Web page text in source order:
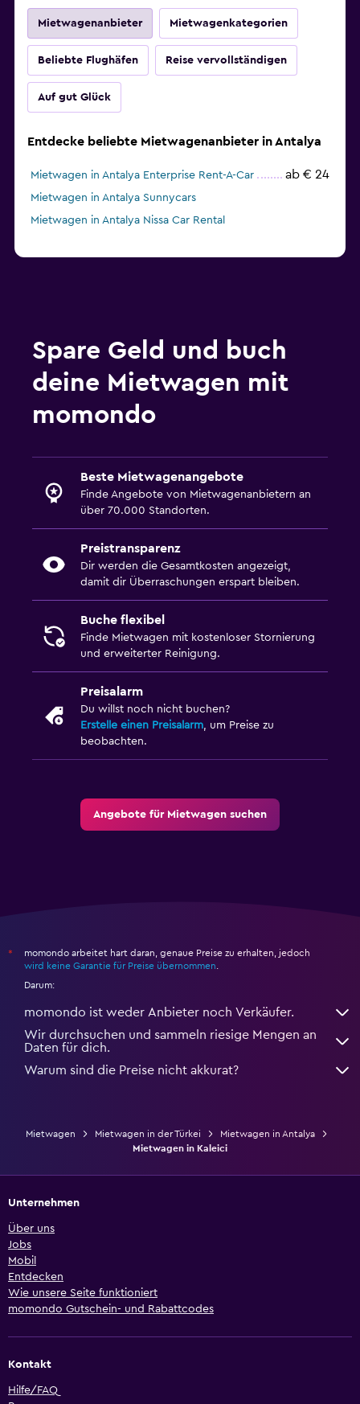
Mietwagenanbieter Mietwagenkategorien
Beliebte Flughäfen Reise vervollständigen
Auf gut Glück
Entdecke beliebte Mietwagenanbieter in Antalya
Mietwagen in Antalya Enterprise Rent-A-Car ab € 24
Mietwagen in Antalya Sunnycars
Mietwagen in Antalya Nissa Car Rental
Spare Geld und buch
deine Mietwagen mit
momondo
Beste Mietwagenangebote
Finde Angebote von Mietwagenanbietern an
über 70.000 Standorten.
Preistransparenz
Dir werden die Gesamtkosten angezeigt,
damit dir Überraschungen erspart bleiben.
Buche flexibel
Finde Mietwagen mit kostenloser Stornierung
und erweiterter Reinigung.
Preisalarm
Du willst noch nicht buchen?
Erstelle einen Preisalarm, um Preise zu
beobachten.
Angebote für Mietwagen suchen
*
momondo arbeitet hart daran, genaue Preise zu erhalten, jedoch
wird keine Garantie für Preise übernommen.
Darum:
momondo ist weder Anbieter noch Verkäufer.
Wir durchsuchen und sammeln riesige Mengen an
Daten für dich.
Warum sind die Preise nicht akkurat?
Mietwagen Mietwagen in der Türkei
Mietwagen in Antalya
Mietwagen in Kaleici
Unternehmen
Über uns
Jobs
Mobil
Entdecken
Wie unsere Seite funktioniert
momondo Gutschein- und Rabattcodes
Kontakt
Hilfe/FAQ